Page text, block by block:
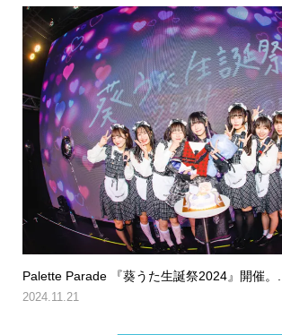
Palette Parade 『葵うた生誕祭2024』開催。...
2024.11.21